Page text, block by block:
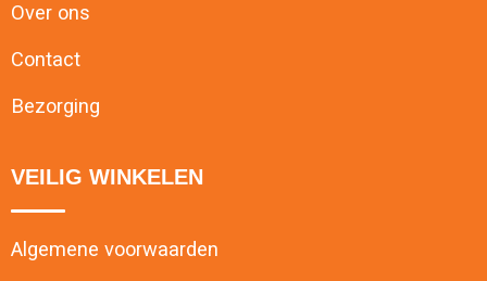
Over ons
Contact
Bezorging
VEILIG WINKELEN
Algemene voorwaarden